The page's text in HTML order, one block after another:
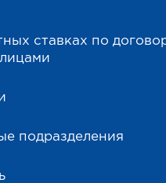
ставках по
подразделения